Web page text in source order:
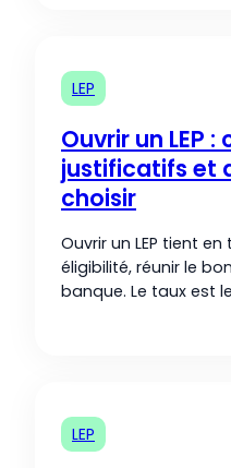
LEP
Ouvrir un LEP
justificatifs et
choisir
Ouvrir un LEP tient
éligibilité, réunir le
banque. Le taux est
LEP